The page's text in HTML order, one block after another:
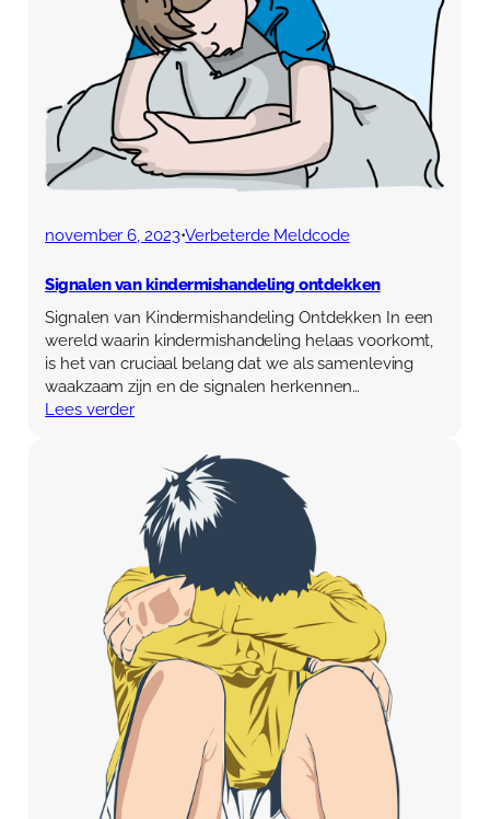
november 6, 2023•Verbeterde Meldcode
Signalen van kindermishandeling ontdekken
Signalen van Kindermishandeling Ontdekken In een
wereld waarin kindermishandeling helaas voorkomt,
is het van cruciaal belang dat we als samenleving
waakzaam zijn en de signalen herkennen…
Lees verder